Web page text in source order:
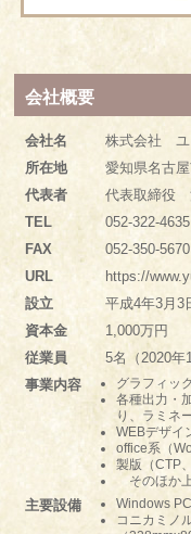
会社概要
会社名
株式会社 ユ
所在地
愛知県名古
代表者
代表取締役
TEL
052-322-4635
FAX
052-350-5670
URL
https://
設立
平成4年3月3
資本金
1,000万円
従業員
5名（2020年
事業内容
グラフィッ
各種出力・
り、ラミネ
WEBデザイ
office系（
製版（CTP
そのほか
主要設備
Windows PC
コニカミノ